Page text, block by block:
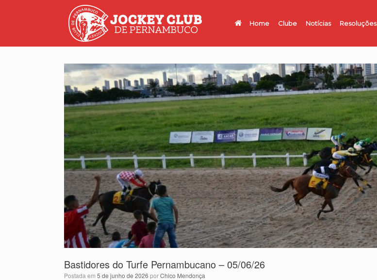
Home Clube Notícias Resoluções
Bastidores do Turfe Pernambucano – 05/06/26
Postada em 5 de junho de 2026 porChico Mendonça